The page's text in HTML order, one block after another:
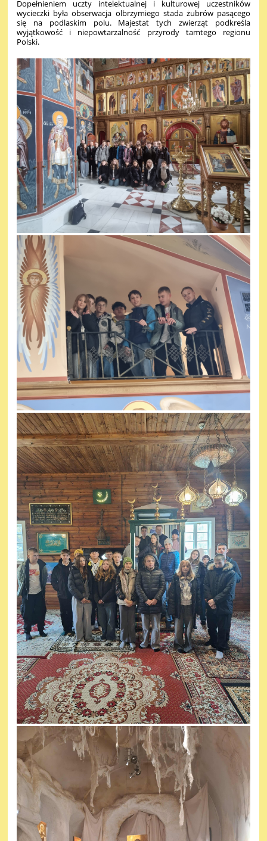
Dopełnieniem uczty intelektualnej i kulturowej uczestników
wycieczki była obserwacja olbrzymiego stada żubrów pasącego
się na podlaskim polu. Majestat tych zwierząt podkreśla
wyjątkowość i niepowtarzalność przyrody tamtego regionu
Polski.